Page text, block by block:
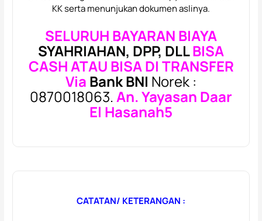
KK serta menunjukan dokumen aslinya.
SELURUH BAYARAN BIAYA
SYAHRIAHAN, DPP, DLLBISA
CASH ATAU BISA DI TRANSFER
Via Bank BNI Norek :
0870018063. An. Yayasan Daar
El Hasanah5
CATATAN/ KETERANGAN :